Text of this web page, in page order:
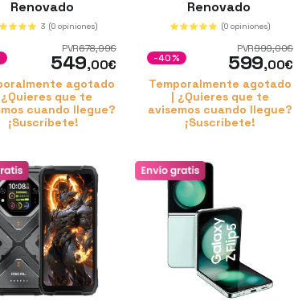
Renovado
3 (0 opiniones)
PVR678,99€
549,00€
agotado
que te
cuando llegue?
¡Suscríbete!
Renovado
(0 opiniones)
PVR999,00€
599,00€
-40%
Temporalmente agotado
| ¿Quieres que te
avisemos cuando llegue?
¡Suscríbete!